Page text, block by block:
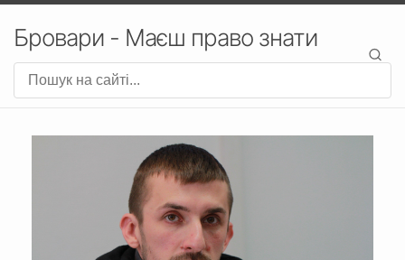
Бровари - Маєш право знати